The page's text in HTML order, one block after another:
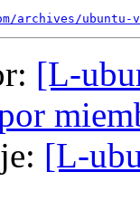
ubuntu-
[L-
[L-